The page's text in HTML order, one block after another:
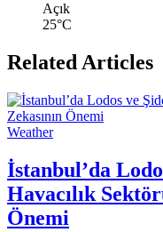
Açık
25°C
Related Articles
Weather
İstanbul’da
Havacılık
Önemi